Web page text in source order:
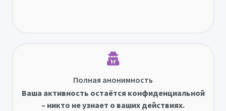
Полная анонимность
Ваша активность остаётся конфиденциальной
– никто не узнает о ваших действиях.